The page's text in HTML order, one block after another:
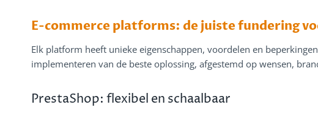
E-commerce platforms: de juiste fundering
Elk platform heeft unieke eigenschappen, voordelen en
implementeren van de beste oplossing, afgestemd op wensen,
PrestaShop: flexibel en schaalbaar